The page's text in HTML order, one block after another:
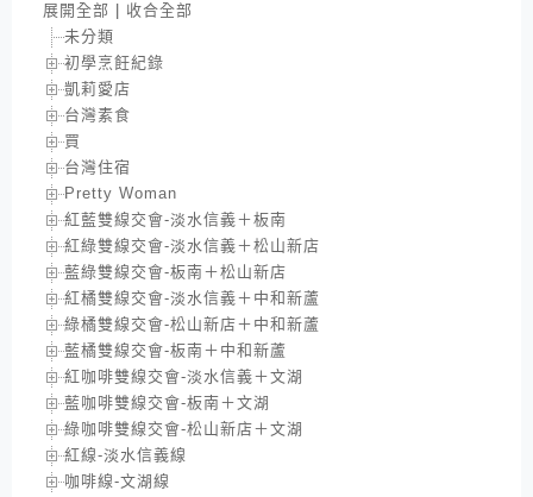
展開全部
收合全部
未分類
初學烹飪紀錄
凱莉愛店
台灣素食
買
台灣住宿
Pretty Woman
紅藍雙線交會-淡水信義＋板南
紅綠雙線交會-淡水信義＋松山新店
藍綠雙線交會-板南＋松山新店
紅橘雙線交會-淡水信義＋中和新蘆
綠橘雙線交會-松山新店＋中和新蘆
藍橘雙線交會-板南＋中和新蘆
紅咖啡雙線交會-淡水信義＋文湖
藍咖啡雙線交會-板南＋文湖
綠咖啡雙線交會-松山新店＋文湖
紅線-淡水信義線
咖啡線-文湖線